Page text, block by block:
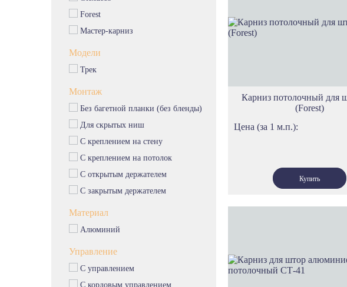
Пластиковые карнизы
Металлические карнизы
Деревянные карнизы
Двухрядные карнизы
Карнизы трехрядные
Карнизы невидимки
Эркерные карнизы
Forest
Мастер-карниз
Модели
Трек
Монтаж
Без багетной планки (без бленды)
Для скрытых ниш
С креплением на стену
С креплением на потолок
С открытым держателем
С закрытым держателем
Материал
Алюминий
Управление
С управлением
С кордовым управлением
Карниз потолочный для
(Forest)
Цена (за 1 м.п.):